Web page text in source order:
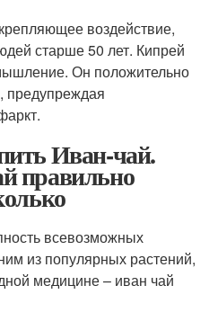
воздействие,
старше 50 лет. Кипрей
Он положительно
предупреждая
Иван-чай.
правильно
всевозможных
из популярных растений,
медицине – иван чай